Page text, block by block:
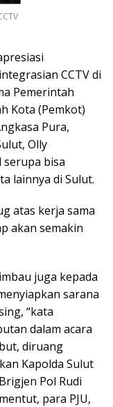
CCTV di
Pemerintah
Kota (Pemkot)
Pura,
Olly
bisa
lainnya di Sulut.
atas kerja sama
akan semakin
juga kepada
sarana
“kata
dalam acara
diruang
Kapolda Sulut
Pol Rudi
para PJU,